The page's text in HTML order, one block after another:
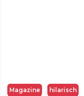
Magazine hilarisch